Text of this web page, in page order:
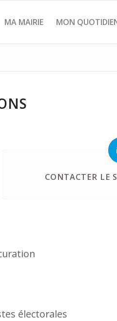
MA MAIRIE MON
CONTACTER LE
électorales